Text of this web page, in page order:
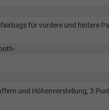
für vordere und hintere
und Höhenverstellung, 3